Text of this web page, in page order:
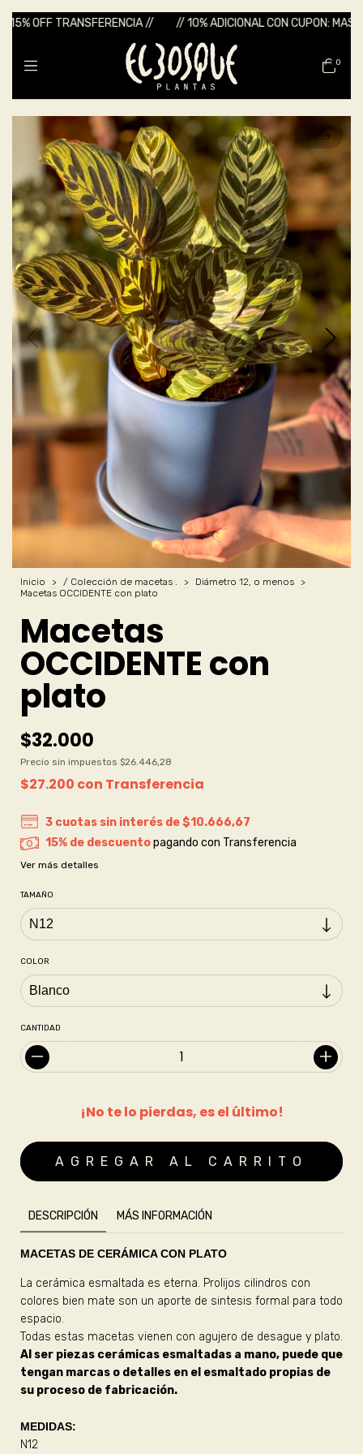
OFF TRANSFERENCIA // // 10% ADICIONAL CON CUPON:
0
1 /18
Inicio > / Colección de macetas . > Diámetro 12, o menos
>
Macetas OCCIDENTE con plato
Macetas
OCCIDENTE con
plato
$32.000
Precio sin impuestos $26.446,28
$27.200 con Transferencia
3 cuotas sin interés de$10.666,67
15% de descuentopagando con Transferencia
Ver más detalles
TAMAÑO
COLOR
CANTIDAD
¡No te lo pierdas, es el último!
DESCRIPCIÓN MÁS INFORMACIÓN
MACETAS DE CERÁMICA CON PLATO
La cerámica esmaltada es eterna. Prolijos cilindros con
colores bien mate son un aporte de sintesis formal para todo
espacio.
Todas estas macetas vienen con agujero de desague y plato.
Al ser piezas cerámicas esmaltadas a mano, puede que
tengan marcas o detalles en el esmaltado propias de
su proceso de fabricación.
MEDIDAS:
N12